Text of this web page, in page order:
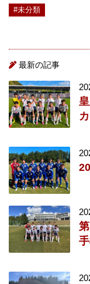
#未分類
最新の記事